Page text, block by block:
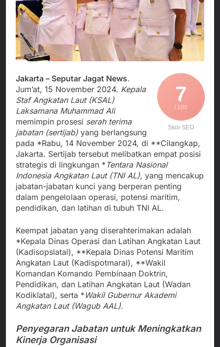
Posko Pusat Tg. Perak
Surabaya
melalui Komite Sekolah,
Disorot karena Dinilai
Bertentangan dengan
Edaran Disdik Jabar
Agustus 4, 2026
Ketua Umum FSP
Maritim Indonesia
Bantah Isu Mogok
Nasional TKBM: “Belum
Ada Keputusan Resmi”
Agustus 3, 2026
Menjalin Harmoni di
Tanah Sukaresmi: Kala
Mina Padi, P2L, dan
Gotong Royong
Menggerakkan Ekonomi
Desa
Korban Tenggelam di
Perairan Giligenting
Ditemukan, Polisi
Pastikan Penanganan
Berjalan Sesuai
Prosedur
Agustus 3, 2026 7
/ 100
Skor SEO
Jakarta – Seputar Jagat News.
Jum’at, 15 November 2024. Kepala
Staf Angkatan Laut (KSAL)
Laksamana Muhammad Ali
memimpin prosesi serah terima
jabatan (sertijab) yang berlangsung
pada *Rabu, 14 November 2024, di **Cilangkap,
Jakarta. Sertijab tersebut melibatkan empat posisi
strategis di lingkungan * Tentara Nasional
Indonesia Angkatan Laut (TNI AL), yang mencakup
jabatan-jabatan kunci yang berperan penting
dalam pengelolaan operasi, potensi maritim,
pendidikan, dan latihan di tubuh TNI AL.
Keempat jabatan yang diserahterimakan adalah
*Kepala Dinas Operasi dan Latihan Angkatan Laut
(Kadisopslatal), **Kepala Dinas Potensi Maritim
Angkatan Laut (Kadispotmaral), **Wakil
Komandan Komando Pembinaan Doktrin,
Pendidikan, dan Latihan Angkatan Laut (Wadan
Kodiklatal), serta * Wakil Gubernur Akademi
Angkatan Laut (Wagub AAL).
Penyegaran Jabatan untuk Meningkatkan
Kinerja Organisasi